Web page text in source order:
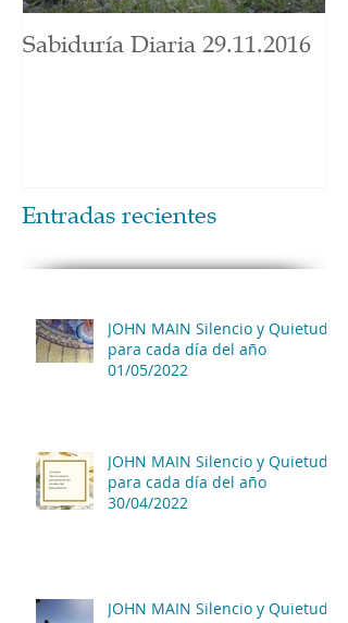
Sabiduría Diaria 29.11.2016
Entradas recientes
JOHN MAIN Silencio y Quietud
para cada día del año
01/05/2022
JOHN MAIN Silencio y Quietud
para cada día del año
30/04/2022
JOHN MAIN Silencio y Quietud